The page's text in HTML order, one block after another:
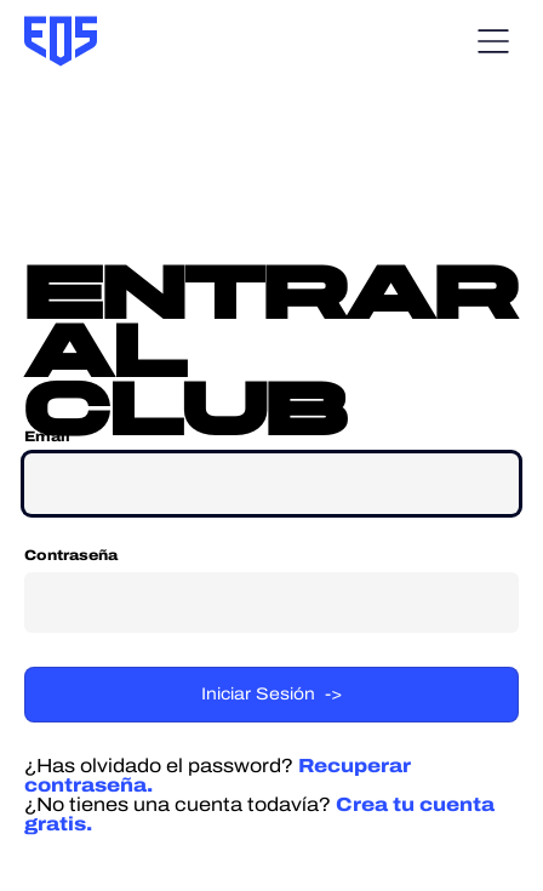
entrar
al
club
Email
Contraseña
¿Has olvidado el password? Recuperar
contraseña.
¿No tienes una cuenta todavía? Crea tu cuenta
gratis.